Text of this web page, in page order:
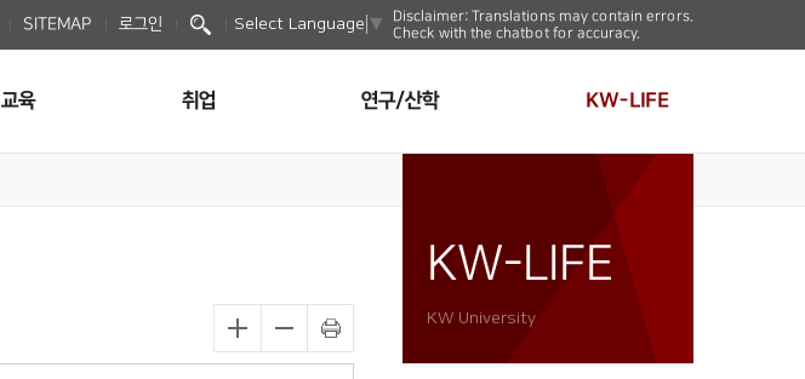
SITEMAP 로그인 Select Language ▼
Disclaimer: Translations may contain errors.
Check with the chatbot for accuracy.
교육 취업 연구/산학 KW-LIFE
KW-LIFE
KW University